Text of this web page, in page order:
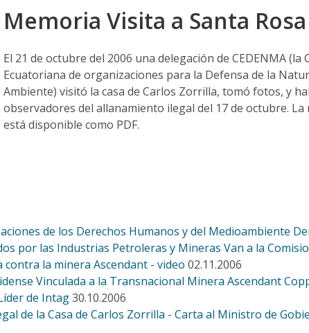
Memoria Visita a Santa
El 21 de octubre del 2006 una delegación de CEDENMA (la
Ecuatoriana de organizaciones para la Defensa de la
Ambiente) visitó la casa de Carlos Zorrilla, tomó fotos, y
observadores del allanamiento ilegal del 17 de octubre. La
está disponible como PDF.
de los Derechos Humanos y del Medioambiente
por las Industrias Petroleras y Mineras Van a la
la minera Ascendant - video 02.11.2006
Vinculada a la Transnacional Minera Ascendant
de Intag30.10.2006
de la Casa de Carlos Zorrilla - Carta al Ministro de